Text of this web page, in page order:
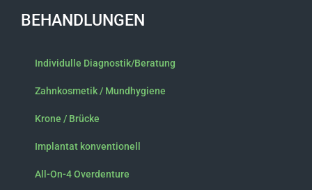
e
o
k
-
f
t
g
a
m
BEHANDLUNGEN
Individulle Diagnostik/Beratung
Zahnkosmetik / Mundhygiene
Krone / Brücke
Implantat konventionell
All-On-4 Overdenture